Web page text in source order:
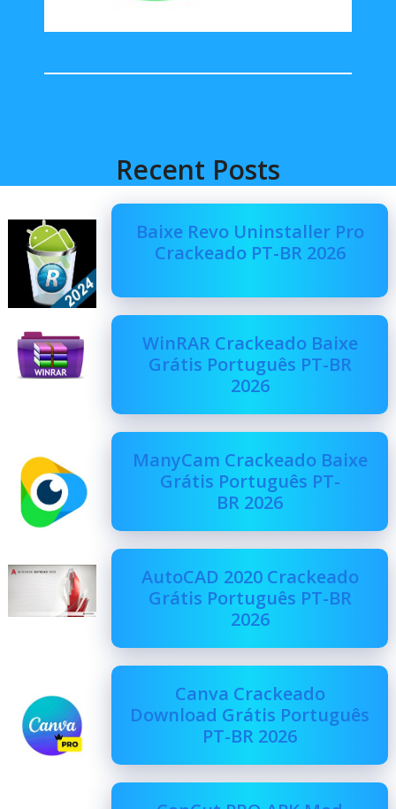
Recent Posts
Baixe Revo Uninstaller Pro
Crackeado PT-BR 2026
WinRAR Crackeado Baixe
Grátis Português PT-BR
2026
ManyCam Crackeado Baixe
Grátis Português PT-
BR 2026
AutoCAD 2020 Crackeado
Grátis Português PT-BR
2026
Canva Crackeado
Download Grátis Português
PT-BR 2026